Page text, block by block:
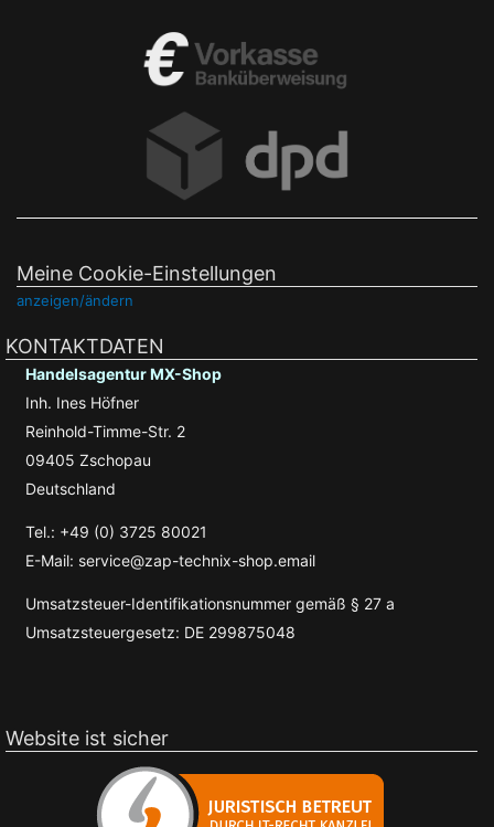
Meine Cookie-Einstellungen
anzeigen/ändern
KONTAKTDATEN
Handelsagentur MX-Shop
Inh. Ines Höfner
Reinhold-Timme-Str. 2
09405 Zschopau
Deutschland
Tel.: +49 (0) 3725 80021
E-Mail: service@zap-technix-shop.email
Umsatzsteuer-Identifikationsnummer gemäß § 27 a
Umsatzsteuergesetz: DE 299875048
Website ist sicher